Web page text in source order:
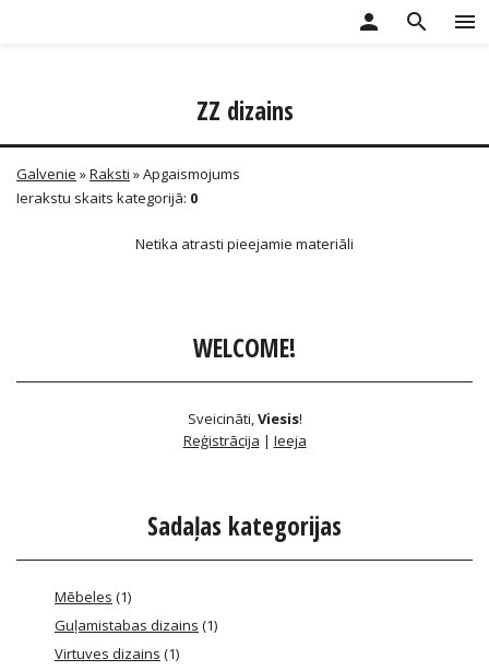
menu
search
person
ZZ dizains
Galvenie »Raksti » Apgaismojums
Ierakstu skaits kategorijā: 0
Netika atrasti pieejamie materiāli
WELCOME!
Sveicināti,Viesis!
Reģistrācija | Ieeja
Sadaļas kategorijas
Mēbeles (1)
Guļamistabas dizains (1)
Virtuves dizains (1)